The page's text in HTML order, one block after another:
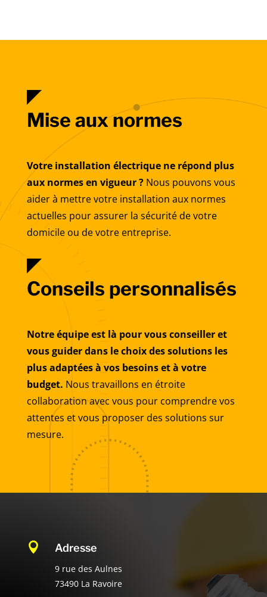
Mise aux normes
Votre installation électrique ne répond plus
aux normes en vigueur ?Nous pouvons vous
aider à mettre votre installation aux normes
actuelles pour assurer la sécurité de votre
domicile ou de votre entreprise.
Conseils personnalisés
Notre équipe est là pour vous conseiller et
vous guider dans le choix des solutions les
plus adaptées à vos besoins et à votre
budget. Nous travaillons en étroite
collaboration avec vous pour comprendre vos
attentes et vous proposer des solutions sur
mesure.
 Adresse
9 rue des Aulnes
73490 La Ravoire